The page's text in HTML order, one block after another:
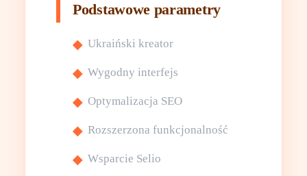
Podstawowe parametry
Ukraiński kreator
Wygodny interfejs
Optymalizacja SEO
Rozszerzona funkcjonalność
Wsparcie Selio